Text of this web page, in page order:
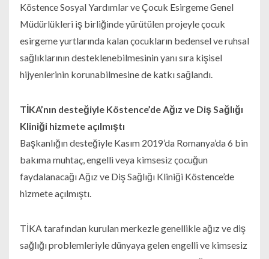
Köstence Sosyal Yardımlar ve Çocuk Esirgeme Genel
Müdürlükleri iş birliğinde yürütülen projeyle çocuk
esirgeme yurtlarında kalan çocukların bedensel ve ruhsal
sağlıklarının desteklenebilmesinin yanı sıra kişisel
hijyenlerinin korunabilmesine de katkı sağlandı.
TİKA’nın desteğiyle Köstence’de Ağız ve Diş Sağlığı
Kliniği hizmete açılmıştı
Başkanlığın desteğiyle Kasım 2019’da Romanya’da 6 bin
bakıma muhtaç, engelli veya kimsesiz çocuğun
faydalanacağı Ağız ve Diş Sağlığı Kliniği Köstence’de
hizmete açılmıştı.
TİKA tarafından kurulan merkezle genellikle ağız ve diş
sağlığı problemleriyle dünyaya gelen engelli ve kimsesiz